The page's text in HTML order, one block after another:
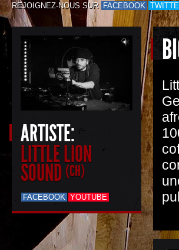
REJOIGNEZ-NOUS SUR FACEBOOK
ARTISTE:
LITTLE LION
SOUND (CH)
FACEBOOK YOUTUBE